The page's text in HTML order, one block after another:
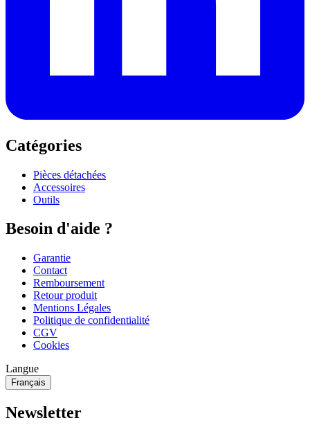
Catégories
Pièces détachées
Accessoires
Outils
Besoin d'aide ?
Garantie
Contact
Remboursement
Retour produit
Mentions Légales
Politique de confidentialité
CGV
Cookies
Langue
Français
Newsletter